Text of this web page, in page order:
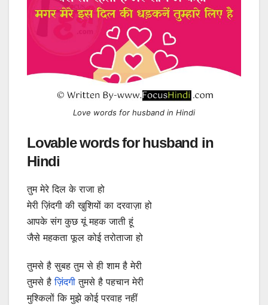
Love words for husband in Hindi
Lovable words for husband in
Hindi
तुम मेरे दिल के राजा हो
मेरी ज़िंदगी की खुशियों का दरवाज़ा हो
आपके संग कुछ यूं महक जाती हूं
जैसे महकता फूल कोई तरोताजा हो
तुमसे है सुबह तुम से ही शाम है मेरी
तुमसे हैज़िंदगी तुमसे है पहचान मेरी
मुश्किलों कि मुझे कोई परवाह नहीं